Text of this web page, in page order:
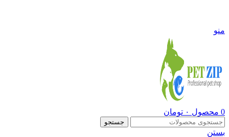
منو
0 محصول ۰ تومان
جستجو
بستن